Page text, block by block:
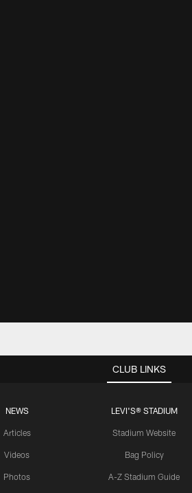
CLUB LINKS
NEWS
Articles
Videos
Photos
LEVI'S® STADIUM
Stadium Website
Bag Policy
A-Z Stadium Guide